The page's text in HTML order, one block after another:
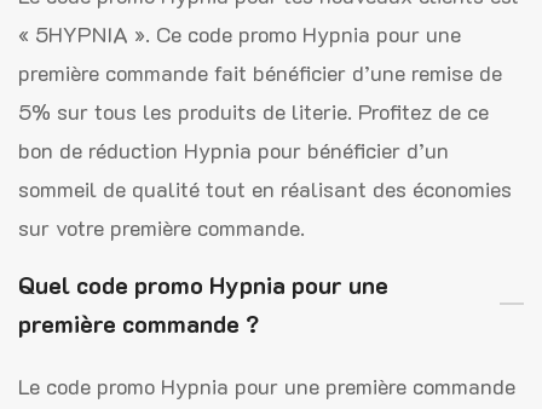
« 5HYPNIA ». Ce code promo Hypnia pour une
première commande fait bénéficier d’une remise de
5% sur tous les produits de literie. Profitez de ce
bon de réduction Hypnia pour bénéficier d’un
sommeil de qualité tout en réalisant des économies
sur votre première commande.
Quel code promo Hypnia pour une
première commande ?
Le code promo Hypnia pour une première commande